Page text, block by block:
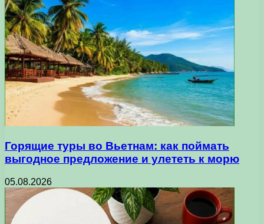
Горящие туры во Вьетнам: как поймать
выгодное предложение и улететь к морю
05.08.2026